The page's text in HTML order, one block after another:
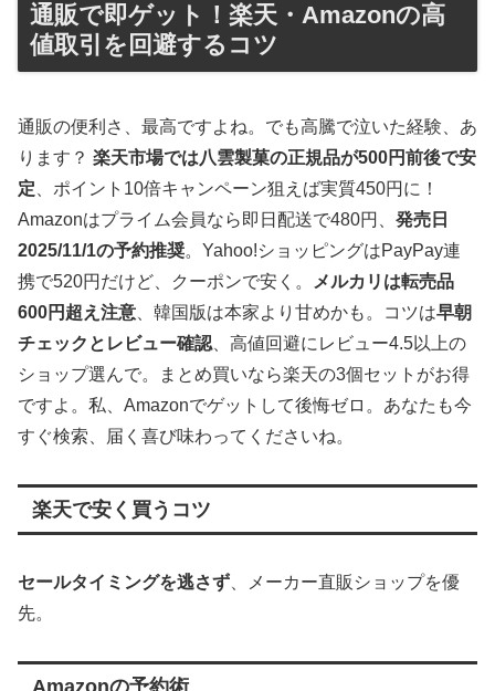
通販で即ゲット！楽天・Amazonの高
値取引を回避するコツ
通販の便利さ、最高ですよね。でも高騰で泣いた経験、あ
ります？ 楽天市場では八雲製菓の正規品が500円前後で安
定 、ポイント10倍キャンペーン狙えば実質450円に！
Amazonはプライム会員なら即日配送で480円、 発売日
2025/11/1の予約推奨。Yahoo!ショッピングはPayPay連
携で520円だけど、クーポンで安く。
メルカリは転売品
600円超え注意 、韓国版は本家より甘めかも。コツは早朝
チェックとレビュー確認 、高値回避にレビュー4.5以上の
ショップ選んで。まとめ買いなら楽天の3個セットがお得
ですよ。私、Amazonでゲットして後悔ゼロ。あなたも今
すぐ検索、届く喜び味わってくださいね。
楽天で安く買うコツ
セールタイミングを逃さず 、メーカー直販ショップを優
先。
Amazonの予約術